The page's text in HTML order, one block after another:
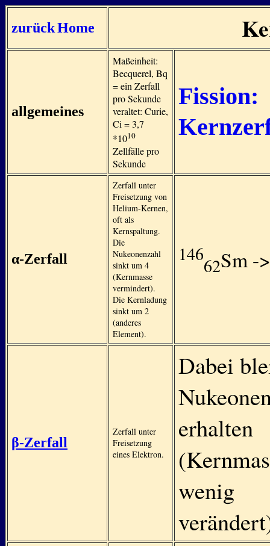
zurückHome
allgemeines
Maßeinheit:
Becquerel, Bq
= ein Zerfall
pro Sekunde
veraltet: Curie,
Ci = 3,7
*1010
Zellfälle pro
Sekunde
Fission:
α-Zerfall
Zerfall unter
Freisetzung von
Helium-Kernen,
oft als
Kernspaltung.
Die
Nukeonenzahl
sinkt um 4
(Kernmasse
vermindert).
Die Kernladung
sinkt um 2
(anderes
Element).
146
62Sm -
β-Zerfall
Zerfall unter
Freisetzung
eines Elektron.
Dabei
erhalten
wenig